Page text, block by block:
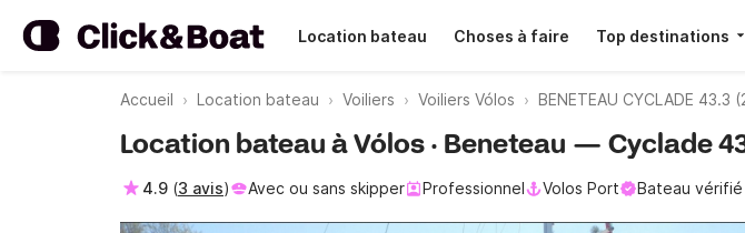
Location bateau Choses à faire Top destinations
Accueil Location bateau Voiliers Voiliers Vólos BENETEAU CYCLADE 43.3
Location bateau à Vólos · Beneteau — Cyclade
4.9 (3 avis) Avec ou sans skipper Professionnel Volos Port Bateau vérifié